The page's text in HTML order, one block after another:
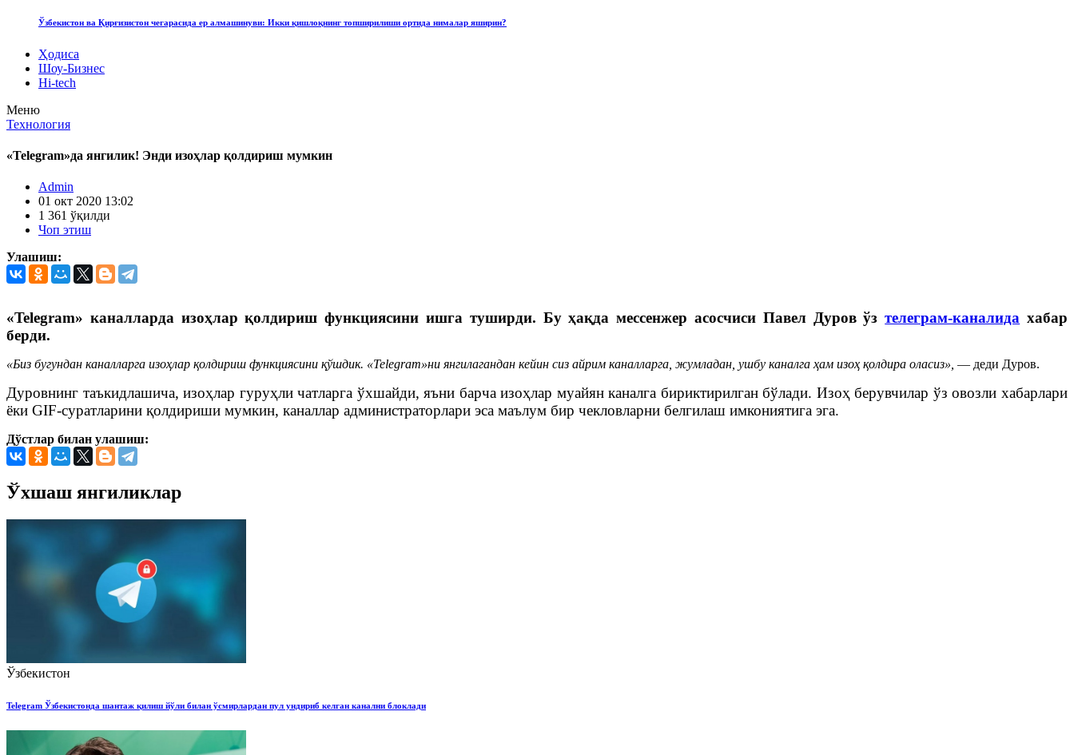
Ўзбекистон ва Қирғизистон чегарасида ер алмашинуви: Икки қишлоқнинг топширилиши ортида нималар яширин?
Ҳодиса
Шоу-Бизнес
Hi-tech
Меню
Технология
«Telegram»да янгилик! Энди изоҳлар қолдириш мумкин
Admin
01 окт 2020 13:02
1 361 ўқилди
Чоп этиш
Улашиш:
«Telegram» каналларда изоҳлар қолдириш функциясини ишга туширди. Бу ҳақда мессенжер асосчиси Павел Дуров ўзтелеграм-каналида хабар
берди.
«Биз бугундан каналларга изоҳлар қолдириш функциясини қўшдик. «Telegram»ни янгилагандан кейин сиз айрим каналларга, жумладан, ушбу каналга ҳам изоҳ қолдира оласиз», — деди Дуров.
Дуровнинг таъкидлашича, изоҳлар гуруҳли чатларга ўхшайди, яъни барча изоҳлар муайян каналга бириктирилган бўлади. Изоҳ берувчилар ўз овозли хабарлари
ёки GIF-суратларини қолдириши мумкин, каналлар администраторлари эса маълум бир чекловларни белгилаш имкониятига эга.
Дўстлар билан улашиш:
Ўхшаш янгиликлар
Ўзбекистон
Telegram Ўзбекистонда шантаж қилиш йўли билан ўсмирлардан пул ундириб келган канални блоклади